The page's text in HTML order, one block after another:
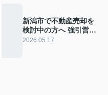
新潟市で不動産売却を
検討中の方へ 強引営業
をしない業者の見極め
2026.05.17